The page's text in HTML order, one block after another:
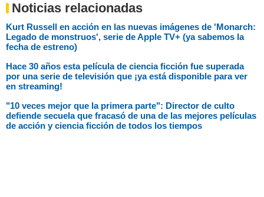
Noticias relacionadas
Kurt Russell en acción en las nuevas imágenes de 'Monarch:
Legado de monstruos', serie de Apple TV+ (ya sabemos la
fecha de estreno)
Hace 30 años esta película de ciencia ficción fue superada
por una serie de televisión que ¡ya está disponible para ver
en streaming!
"10 veces mejor que la primera parte": Director de culto
defiende secuela que fracasó de una de las mejores películas
de acción y ciencia ficción de todos los tiempos